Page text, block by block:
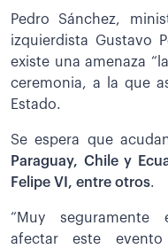
Pedro Sánchez,
izquierdista Gustavo
existe una amenaza
ceremonia, a la que
Estado.
Se espera que
Paraguay, Chile y
Felipe VI, entre otros.
“Muy seguramente
afectar este